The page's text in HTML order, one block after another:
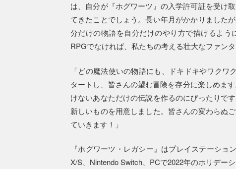
は、自分が『ホグワーツ』の入学許可証を受け
てきたことでしょう。長い年月がかかりました
分だけの物語を自分だけのやり方で描けるよ
RPGでなければ、私たちの考える壮大なファン
「どの魔法使いの物語にも、ドキドキやワク
タートし、皆さんの望む冒険を存分に楽しめま
けないあなただけの伝説を作るのにぴったりで
新しいものを用意しました。皆さんの変わらぬ
ていきます！」
『ホグワーツ・レガシー』はプレイステーシ
X/S、Nintendo Switch、PCで2022年のホリデー